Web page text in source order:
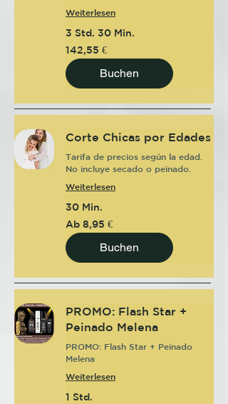
Weiterlesen
3 Std. 30 Min.
142,55
Euro
142,55 €
Buchen
Corte Chicas por Edades
Tarifa de precios según la edad.
No incluye secado o peinado.
Weiterlesen
30 Min.
Ab
8,95
Euro
Ab 8,95 €
Buchen
PROMO: Flash Star +
Peinado Melena
PROMO: Flash Star + Peinado
Melena
Weiterlesen
1 Std.